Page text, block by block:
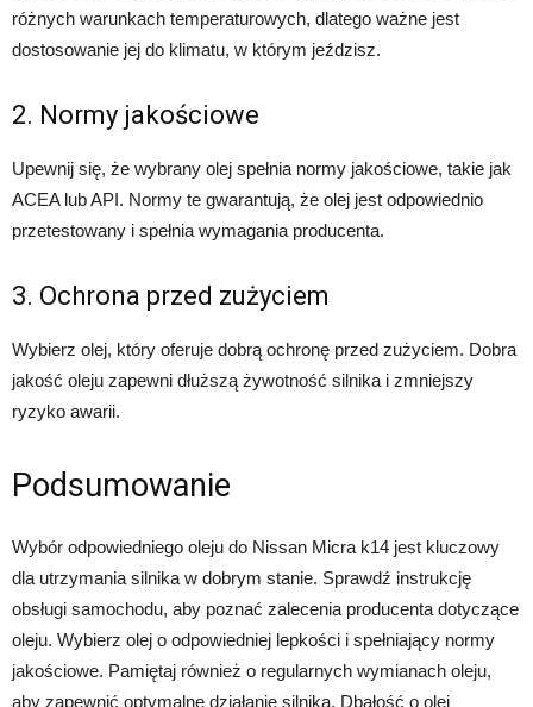
różnych warunkach temperaturowych, dlatego ważne jest
dostosowanie jej do klimatu, w którym jeździsz.
2. Normy jakościowe
Upewnij się, że wybrany olej spełnia normy jakościowe, takie jak
ACEA lub API. Normy te gwarantują, że olej jest odpowiednio
przetestowany i spełnia wymagania producenta.
3. Ochrona przed zużyciem
Wybierz olej, który oferuje dobrą ochronę przed zużyciem. Dobra
jakość oleju zapewni dłuższą żywotność silnika i zmniejszy
ryzyko awarii.
Podsumowanie
Wybór odpowiedniego oleju do Nissan Micra k14 jest kluczowy
dla utrzymania silnika w dobrym stanie. Sprawdź instrukcję
obsługi samochodu, aby poznać zalecenia producenta dotyczące
oleju. Wybierz olej o odpowiedniej lepkości i spełniający normy
jakościowe. Pamiętaj również o regularnych wymianach oleju,
aby zapewnić optymalne działanie silnika. Dbałość o olej